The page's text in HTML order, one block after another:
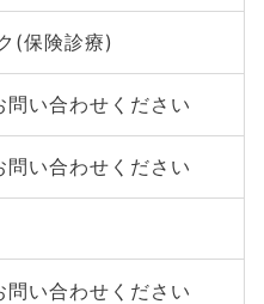
(保険診療)
問い合わせください
問い合わせください
問い合わせください